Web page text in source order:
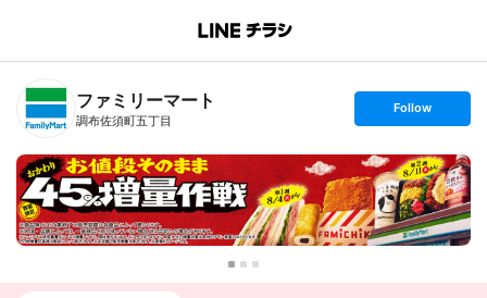
B
n
T
ファミリーマート
調布佐須町五丁目
s
t
o
l
l
o
w
Follow